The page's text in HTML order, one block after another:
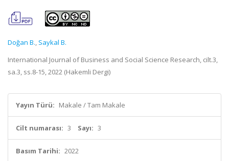
Doğan B., Saykal B.
International Journal of Business and Social Science Research, cilt.3,
sa.3, ss.8-15, 2022 (Hakemli Dergi)
Yayın Türü: Makale / Tam Makale
Cilt numarası: 3 Sayı: 3
Basım Tarihi: 2022